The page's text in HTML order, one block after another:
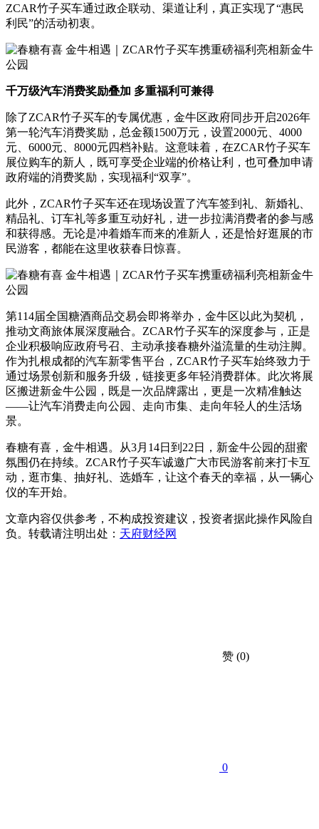
ZCAR竹子买车通过政企联动、渠道让利，真正实现了“惠民
利民”的活动初衷。
千万级汽车消费奖励叠加 多重福利可兼得
除了ZCAR竹子买车的专属优惠，金牛区政府同步开启2026年
第一轮汽车消费奖励，总金额1500万元，设置2000元、4000
元、6000元、8000元四档补贴。这意味着，在ZCAR竹子买车
展位购车的新人，既可享受企业端的价格让利，也可叠加申请
政府端的消费奖励，实现福利“双享”。
此外，ZCAR竹子买车还在现场设置了汽车签到礼、新婚礼、
精品礼、订车礼等多重互动好礼，进一步拉满消费者的参与感
和获得感。无论是冲着婚车而来的准新人，还是恰好逛展的市
民游客，都能在这里收获春日惊喜。
第114届全国糖酒商品交易会即将举办，金牛区以此为契机，
推动文商旅体展深度融合。ZCAR竹子买车的深度参与，正是
企业积极响应政府号召、主动承接春糖外溢流量的生动注脚。
作为扎根成都的汽车新零售平台，ZCAR竹子买车始终致力于
通过场景创新和服务升级，链接更多年轻消费群体。此次将展
区搬进新金牛公园，既是一次品牌露出，更是一次精准触达
——让汽车消费走向公园、走向市集、走向年轻人的生活场
景。
春糖有喜，金牛相遇。从3月14日到22日，新金牛公园的甜蜜
氛围仍在持续。ZCAR竹子买车诚邀广大市民游客前来打卡互
动，逛市集、抽好礼、选婚车，让这个春天的幸福，从一辆心
仪的车开始。
文章内容仅供参考，不构成投资建议，投资者据此操作风险自
负。转载请注明出处： 天府财经网
赞 (0)
0